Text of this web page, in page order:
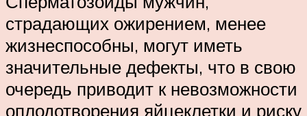
страдающих ожирением, менее
жизнеспособны, могут иметь
значительные дефекты, что в свою
очередь приводит к невозможности
оплодотворения яйцеклетки и риску